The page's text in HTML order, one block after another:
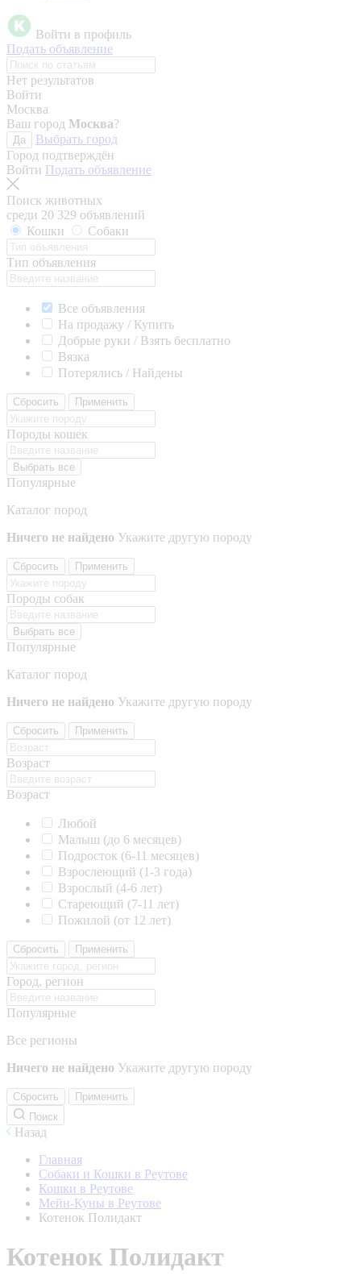
Войти в профиль
Подать объявление
Нет результатов
Войти
Москва
Ваш город Москва?
Да
Выбрать город
Город подтверждён
Войти Подать объявление
Поиск животных
среди 20 329 объявлений
Кошки
Собаки
Тип объявления
Все объявления
На продажу / Купить
Добрые руки / Взять бесплатно
Вязка
Потерялись / Найдены
Сбросить Применить
Породы кошек
Выбрать все
Популярные
Каталог пород
Ничего не найдено Укажите другую породу
Сбросить Применить
Породы собак
Выбрать все
Популярные
Каталог пород
Ничего не найдено Укажите другую породу
Сбросить Применить
Возраст
Возраст
Любой
Малыш (до 6 месяцев)
Подросток (6-11 месяцев)
Взрослеющий (1-3 года)
Взрослый (4-6 лет)
Стареющий (7-11 лет)
Пожилой (от 12 лет)
Сбросить Применить
Город, регион
Популярные
Все регионы
Ничего не найдено Укажите другую породу
Сбросить
Применить
Поиск
Назад
Главная
Собаки и Кошки в Реутове
Кошки в Реутове
Мейн-Куны в Реутове
Котенок Полидакт
Котенок Полидакт